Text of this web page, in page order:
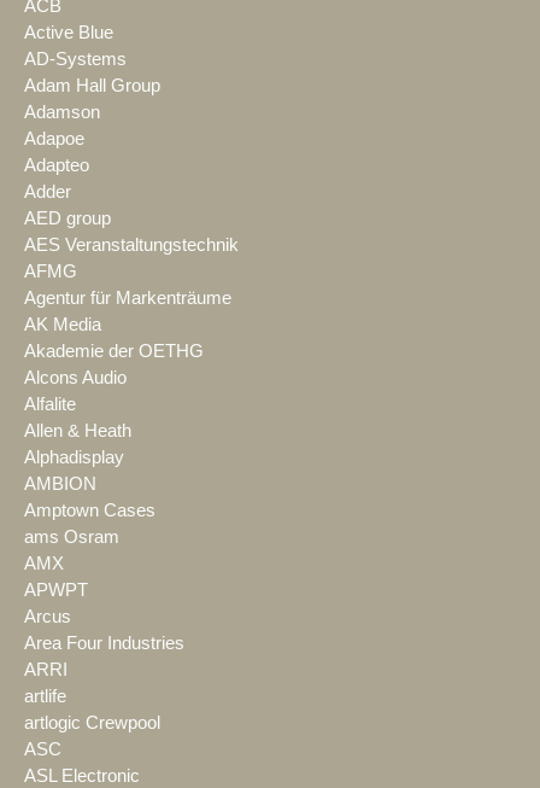
ACB
Active Blue
AD-Systems
Adam Hall Group
Adamson
Adapoe
Adapteo
Adder
AED group
AES Veranstaltungstechnik
AFMG
Agentur für Markenträume
AK Media
Akademie der OETHG
Alcons Audio
Alfalite
Allen & Heath
Alphadisplay
AMBION
Amptown Cases
ams Osram
AMX
APWPT
Arcus
Area Four Industries
ARRI
artlife
artlogic Crewpool
ASC
ASL Electronic